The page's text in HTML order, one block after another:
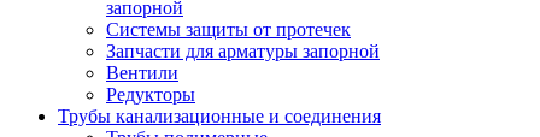
запорной
Системы защиты от протечек
Запчасти для арматуры запорной
Вентили
Редукторы
Трубы канализационные и соединения